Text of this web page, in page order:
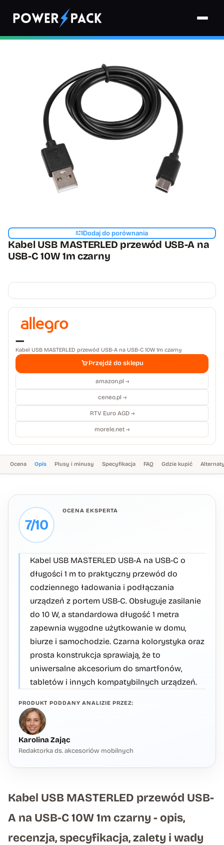
Strona główna›Kable›
Kabel USB MASTERLED przewód USB-A na USB-C 10W 1m czarny
Dodaj do porównania
Kabel USB MASTERLED przewód USB-A na
USB-C 10W 1m czarny
—
Kabel USB MASTERLED przewód USB-A na USB-C 10W 1m czarny
Przejdź do sklepu
amazon.pl →
ceneo.pl →
RTV Euro AGD →
morele.net →
Ocena Opis Plusy i minusy Specyfikacja FAQ Gdzie kupić
7/10
OCENA EKSPERTA
Kabel USB MASTERLED USB-A na USB-C o
długości 1 m to praktyczny przewód do
codziennego ładowania i podłączania
urządzeń z portem USB-C. Obsługuje zasilanie
do 10 W, a standardowa długość 1 metra
zapewnia wygodne użytkowanie w domu,
biurze i samochodzie. Czarna kolorystyka oraz
prosta konstrukcja sprawiają, że to
uniwersalne akcesorium do smartfonów,
tabletów i innych kompatybilnych urządzeń.
PRODUKT PODDANY ANALIZIE PRZEZ:
Karolina Zając
Redaktorka ds. akcesoriów mobilnych
Kabel USB MASTERLED przewód USB-
A na USB-C 10W 1m czarny - opis,
recenzja, specyfikacja, zalety i wady